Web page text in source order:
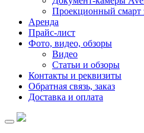
Проекционный смарт
Аренда
Прайс-лист
Фото, видео, обзоры
Видео
Статьи и обзоры
Контакты и реквизиты
Обратная связь, заказ
Доставка и оплата